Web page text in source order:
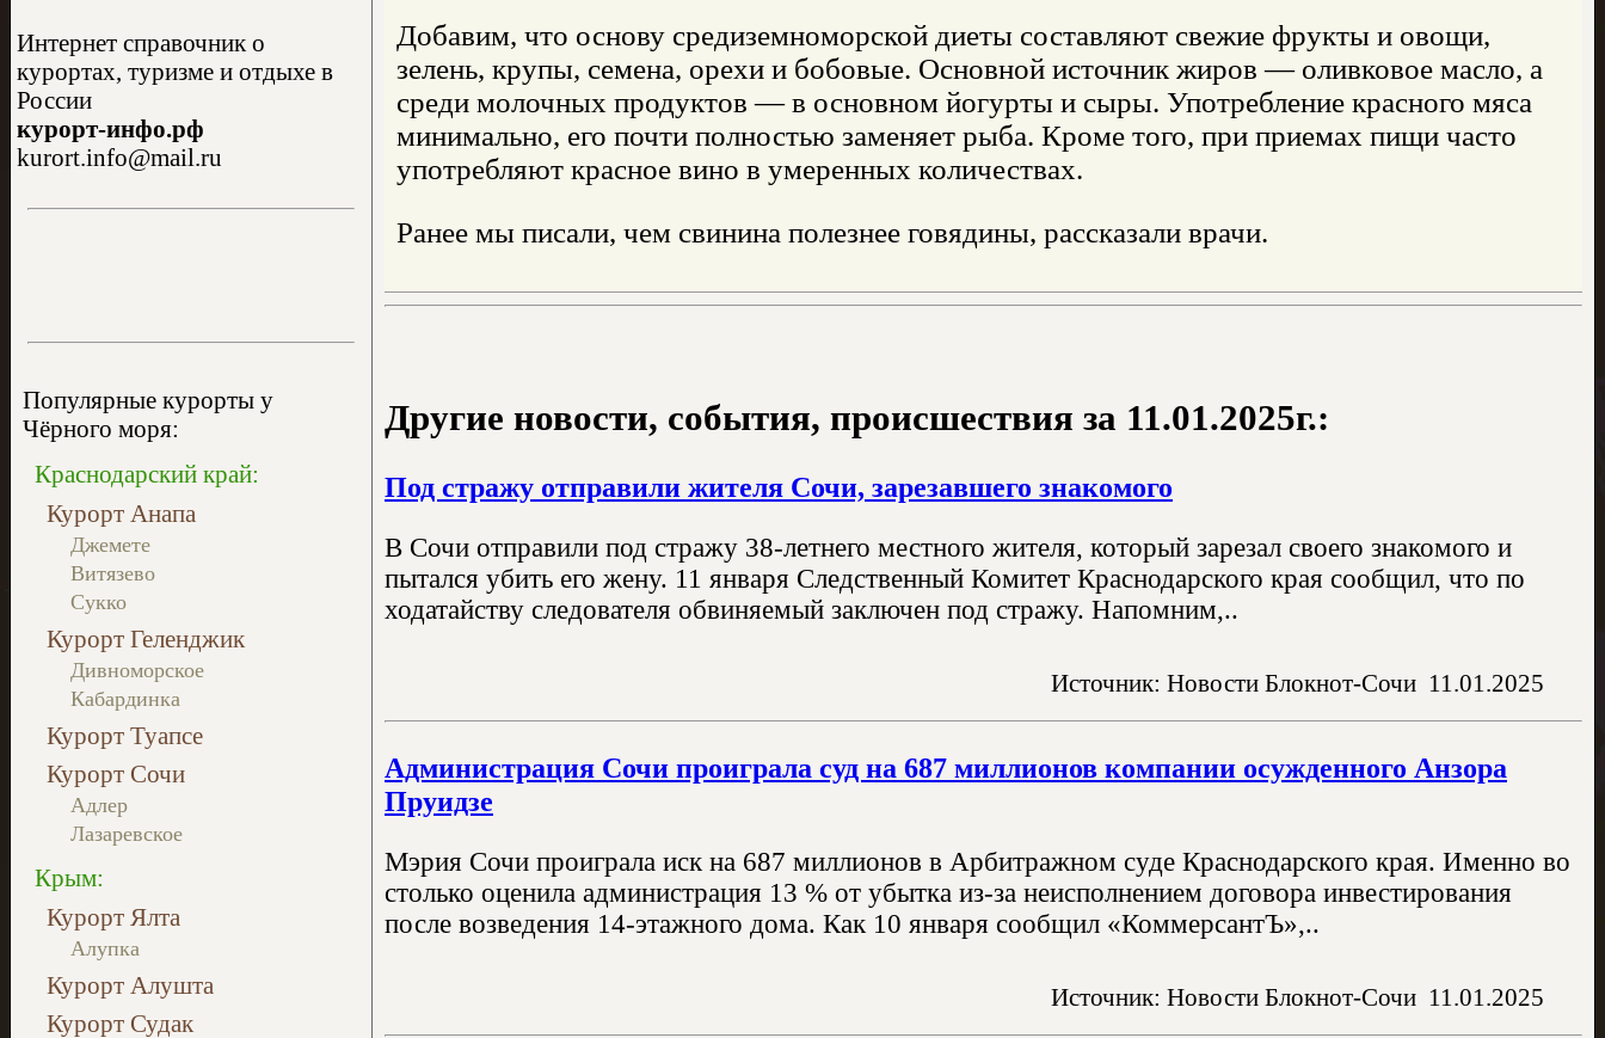
Интернет справочник о
курортах, туризме и отдыхе в
России
курорт-инфо.рф
kurort.info@mail.ru
Популярные курорты у
Чёрного моря:
Краснодарский край:
Курорт Анапа
Джемете
Витязево
Сукко
Курорт Геленджик
Дивноморское
Кабардинка
Курорт Туапсе
Курорт Сочи
Адлер
Лазаревское
Крым:
Курорт Ялта
Алупка
Курорт Алушта
Курорт Судак
Добавим, что основу средиземноморской диеты составляют свежие фрукты и овощи,
зелень, крупы, семена, орехи и бобовые. Основной источник жиров — оливковое масло, а
среди молочных продуктов — в основном йогурты и сыры. Употребление красного мяса
минимально, его почти полностью заменяет рыба. Кроме того, при приемах пищи часто
употребляют красное вино в умеренных количествах.
Ранее мы писали, чем свинина полезнее говядины, рассказали врачи.
Другие новости, события, происшествия за 11.01.2025г.:
Под стражу отправили жителя Сочи, зарезавшего знакомого
В Сочи отправили под стражу 38-летнего местного жителя, который зарезал своего знакомого и
пытался убить его жену. 11 января Следственный Комитет Краснодарского края сообщил, что по
ходатайству следователя обвиняемый заключен под стражу. Напомним,..
Источник: Новости Блокнот-Сочи 11.01.2025
Администрация Сочи проиграла суд на 687 миллионов компании осужденного Анзора
Пруидзе
Мэрия Сочи проиграла иск на 687 миллионов в Арбитражном суде Краснодарского края. Именно во
столько оценила администрация 13 % от убытка из-за неисполнением договора инвестирования
после возведения 14-этажного дома. Как 10 января сообщил «КоммерсантЪ»,..
Источник: Новости Блокнот-Сочи 11.01.2025